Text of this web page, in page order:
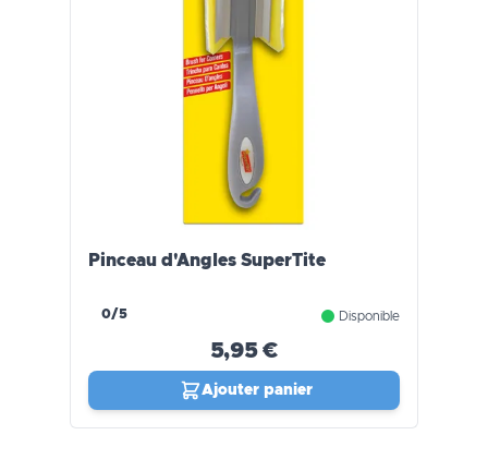
Pinceau d'Angles SuperTite
0/5 Disponible
5,95 €
Ajouter panier